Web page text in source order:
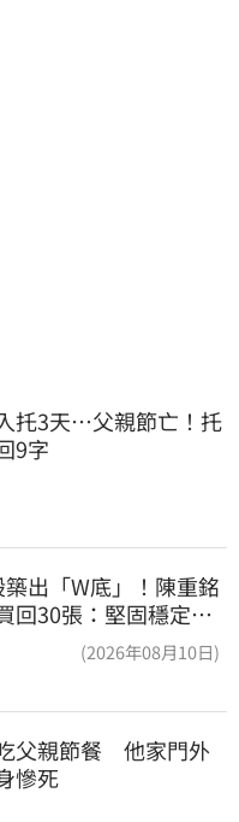
托3天…父親節亡！托
9字
出「W底」！陳重銘
回30張：堅固穩定的
(2026年08月10日)
父親節餐　他家門外
慘死